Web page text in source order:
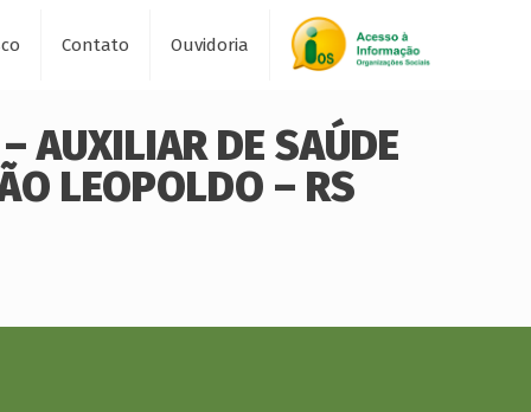
Contato Ouvidoria
AUXILIAR DE SAÚDE
LEOPOLDO – RS